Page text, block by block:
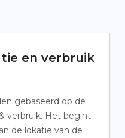
en verbruik
gebaseerd op de
verbruik. Het begint
de lokatie van de